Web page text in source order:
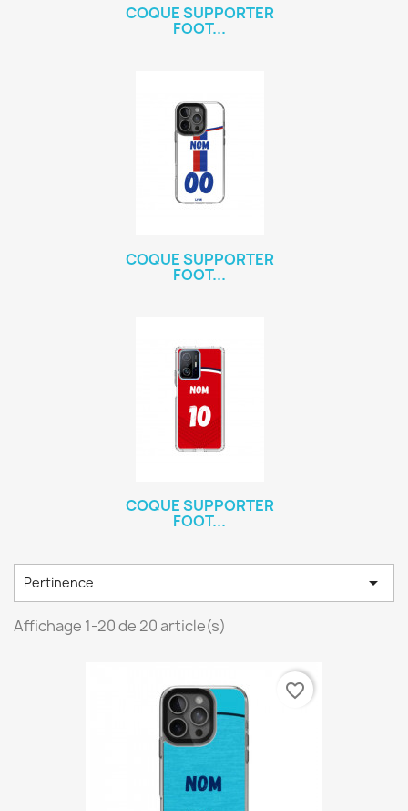
COQUE SUPPORTER
FOOT...
COQUE SUPPORTER
FOOT...
COQUE SUPPORTER
FOOT...
Pertinence 
Affichage 1-20 de 20 article(s)
favorite_border